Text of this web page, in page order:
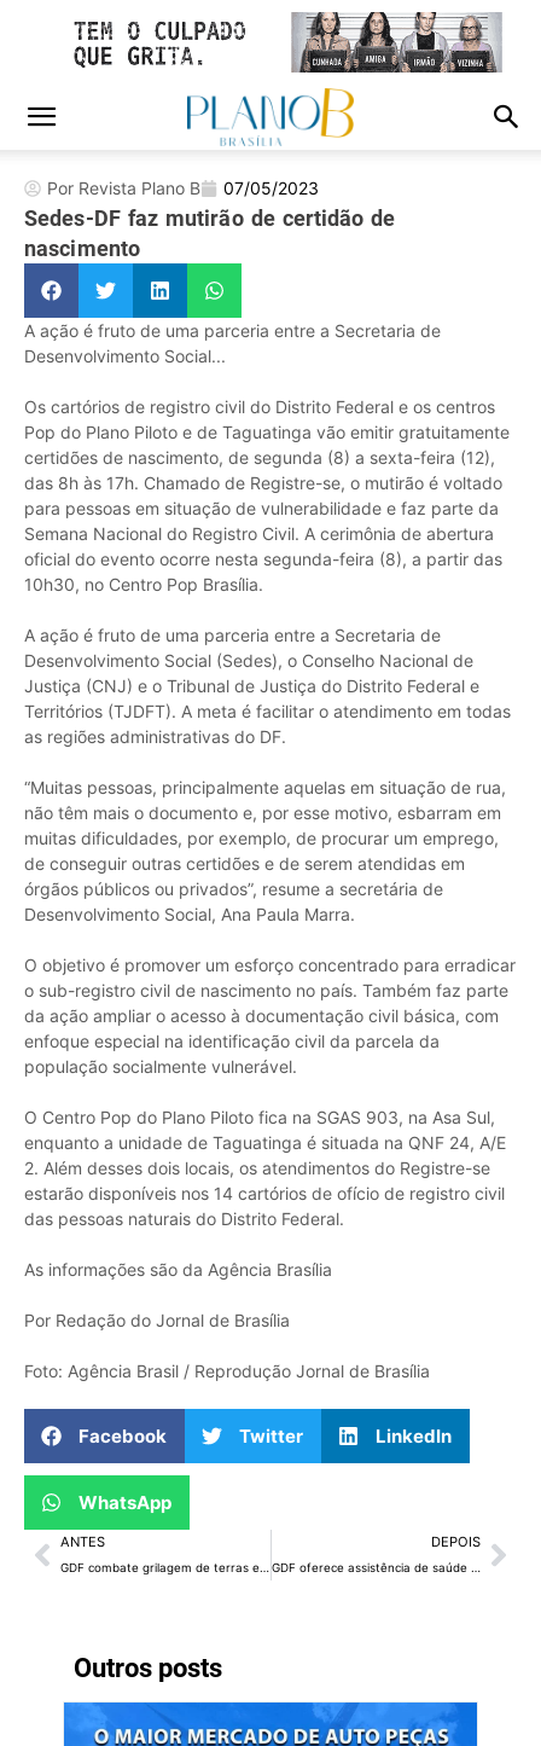
Outros posts
Por Revista Plano B 07/05/2023
Sedes-DF faz mutirão de certidão de
nascimento
A ação é fruto de uma parceria entre a Secretaria de
Desenvolvimento Social...
Os cartórios de registro civil do Distrito Federal e os centros
Pop do Plano Piloto e de Taguatinga vão emitir gratuitamente
certidões de nascimento, de segunda (8) a sexta-feira (12),
das 8h às 17h. Chamado de Registre-se, o mutirão é voltado
para pessoas em situação de vulnerabilidade e faz parte da
Semana Nacional do Registro Civil. A cerimônia de abertura
oficial do evento ocorre nesta segunda-feira (8), a partir das
10h30, no Centro Pop Brasília.
A ação é fruto de uma parceria entre a Secretaria de
Desenvolvimento Social (Sedes), o Conselho Nacional de
Justiça (CNJ) e o Tribunal de Justiça do Distrito Federal e
Territórios (TJDFT). A meta é facilitar o atendimento em todas
as regiões administrativas do DF.
“Muitas pessoas, principalmente aquelas em situação de rua,
não têm mais o documento e, por esse motivo, esbarram em
muitas dificuldades, por exemplo, de procurar um emprego,
de conseguir outras certidões e de serem atendidas em
órgãos públicos ou privados”, resume a secretária de
Desenvolvimento Social, Ana Paula Marra.
O objetivo é promover um esforço concentrado para erradicar
o sub-registro civil de nascimento no país. Também faz parte
da ação ampliar o acesso à documentação civil básica, com
enfoque especial na identificação civil da parcela da
população socialmente vulnerável.
O Centro Pop do Plano Piloto fica na SGAS 903, na Asa Sul,
enquanto a unidade de Taguatinga é situada na QNF 24, A/E
2. Além desses dois locais, os atendimentos do Registre-se
estarão disponíveis nos 14 cartórios de ofício de registro civil
das pessoas naturais do Distrito Federal.
As informações são da Agência Brasília
Por Redação do Jornal de Brasília
Foto: Agência Brasil / Reprodução Jornal de Brasília
Facebook Twitter LinkedIn
WhatsApp
ANTES DEPOIS